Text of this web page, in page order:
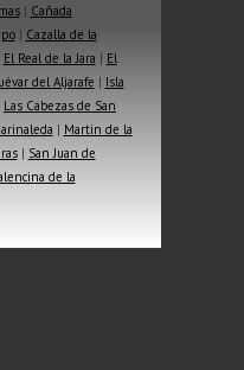
| Cañada
| Cazalla de la
El Real de la Jara | El
del Aljarafe | Isla
Las Cabezas de San
| Martin de la
| San Juan de
de la